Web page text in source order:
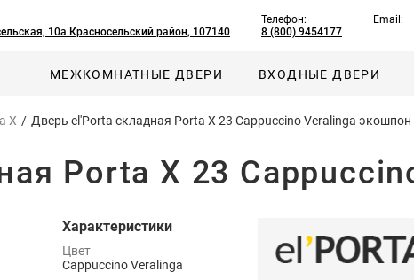
10а Красносельский район, 107140
Телефон:
8 (800) 9454177
Email:
МЕЖКОМНАТНЫЕ ДВЕРИ ВХОДНЫЕ ДВЕРИ
X / Дверь el'Porta складная Porta X 23 Cappuccino Veralinga экошпон
Porta X 23
Характеристики
Цвет
Cappuccino Veralinga